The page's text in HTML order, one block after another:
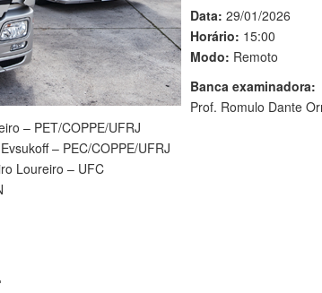
Data: 29/01/2026
Horário: 15:00
Modo: Remoto
Banca examinadora:
Prof. Romulo Dante
– PET/COPPE/UFRJ
– PEC/COPPE/UFRJ
Loureiro – UFC